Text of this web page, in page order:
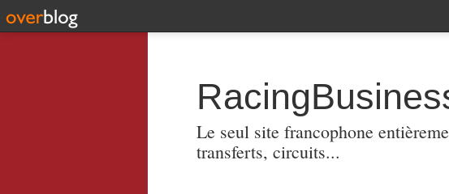
Le seul site francophone
transferts, circuits...